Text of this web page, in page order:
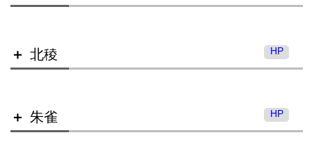
清明高等学校
鴨沂高等学校
洛北高等学校
北稜 HP
朱雀 HP